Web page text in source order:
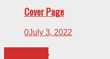
Cover Page
0July 3, 2022